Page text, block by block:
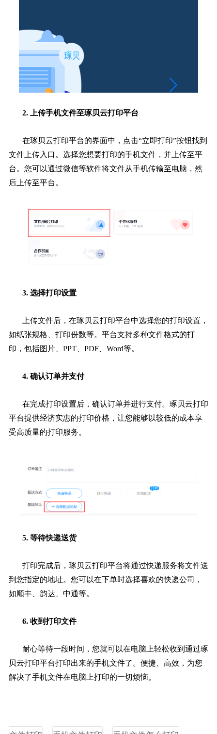
2. 上传手机文件至琢贝云打印平台
在琢贝云打印平台的界面中，点击“立即打印”按钮找到
文件上传入口。选择您想要打印的手机文件，并上传至平
台。您可以通过微信等软件将文件从手机传输至电脑，然
后上传至平台。
3. 选择打印设置
上传文件后，在琢贝云打印平台中选择您的打印设置，
如纸张规格、打印份数等。平台支持多种文件格式的打
印，包括图片、PPT、PDF、Word等。
4. 确认订单并支付
在完成打印设置后，确认订单并进行支付。琢贝云打印
平台提供经济实惠的打印价格，让您能够以较低的成本享
受高质量的打印服务。
5. 等待快递送货
打印完成后，琢贝云打印平台将通过快递服务将文件送
到您指定的地址。您可以在下单时选择喜欢的快递公司，
如顺丰、韵达、中通等。
6. 收到打印文件
耐心等待一段时间，您就可以在电脑上轻松收到通过琢
贝云打印平台打印出来的手机文件了。便捷、高效，为您
解决了手机文件在电脑上打印的一切烦恼。